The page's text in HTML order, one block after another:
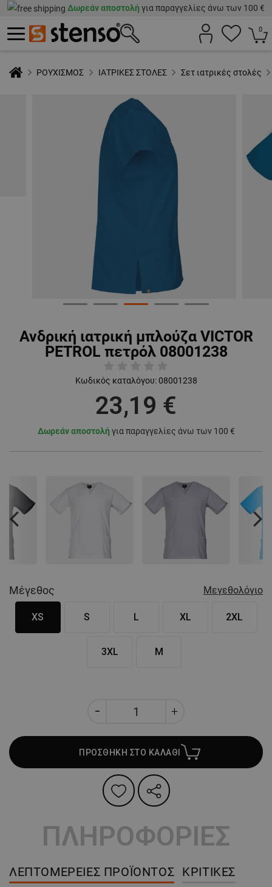
Δωρεάν αποστολή για παραγγελίες άνω των 100 €
0
ΡΟΥΧΙΣΜΟΣ ΙΑΤΡΙΚΕΣ ΣΤΟΛΕΣ Σετ ιατρικές στολές
Ανδρική ιατρική μπλούζα VICTOR
PETROL πετρόλ 08001238
Κωδικός καταλόγου: 08001238
23,19 €
Δωρεάν αποστολή για παραγγελίες άνω των 100 €
Μέγεθος Μεγεθολόγιο
XS S L XL 2XL
3XL M
ΠΡΟΣΘΗΚΗ ΣΤΟ ΚΑΛΑΘΙ
ΠΛΗΡΟΦΟΡΙΕΣ
ΛΕΠΤΟΜΈΡΕΙΕΣ ΠΡΟΪΌΝΤΟΣ ΚΡΙΤΙΚΈΣ